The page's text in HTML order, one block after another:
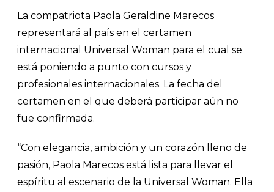
La compatriota Paola Geraldine Marecos
representará al país en el certamen
internacional Universal Woman para el cual se
está poniendo a punto con cursos y
profesionales internacionales. La fecha del
certamen en el que deberá participar aún no
fue confirmada.
“Con elegancia, ambición y un corazón lleno de
pasión, Paola Marecos está lista para llevar el
espíritu al escenario de la Universal Woman. Ella